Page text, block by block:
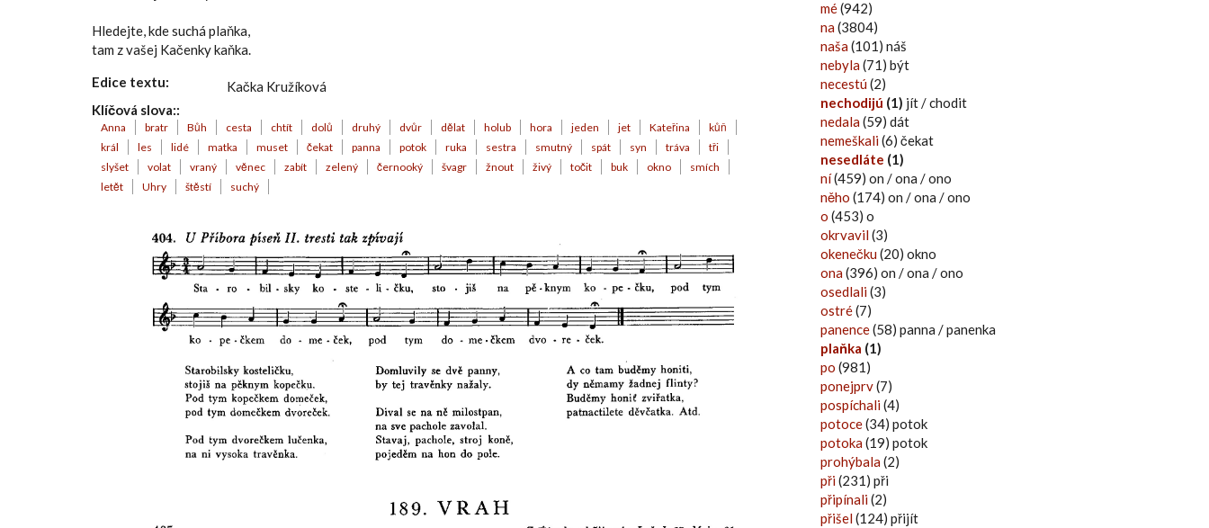
Hledejte, kde suchá plaňka,
tam z vašej Kačenky kaňka.
Edice textu:
Kačka Kružíková
Klíčová slova::
Anna bratr Bůh cesta chtít dolů druhý dvůr dělat holub hora jeden jet Kateřina
kůň
král
les lidé matka muset čekat panna potok ruka sestra smutný spát syn tráva
tři
slyšet
volat vraný věnec zabít zelený černooký švagr žnout živý točit buk okno
smích
letět
Uhry štěstí suchý
mé(942)
na(3804)
naša(101) náš
nebyla(71) být
necestú(2)
nechodijú (1) jít / chodit
nedala(59) dát
nemeškali(6) čekat
nesedláte (1)
ní(459) on / ona / ono
něho (174) on / ona / ono
o (453) o
okrvavil(3)
okenečku(20) okno
ona(396) on / ona / ono
osedlali(3)
ostré(7)
panence(58) panna / panenka
plaňka (1)
po (981)
ponejprv(7)
pospíchali(4)
potoce(34) potok
potoka(19) potok
prohýbala(2)
při(231) při
připínali(2)
přišel(124) přijít